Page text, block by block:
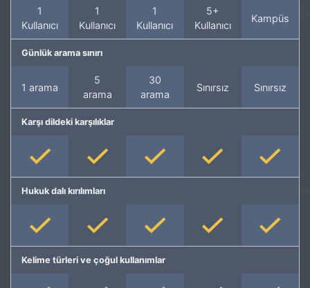
1
Kullanıcı
1
Kullanıcı
1
Kullanıcı
5+
Kullanıcı
Kampüs
Günlük arama sınırı
1 arama
5
arama
30
arama
Sınırsız Sınırsız
Karşı dildeki karşılıklar
Hukuk dalı kırılımları
Kelime türleri ve çoğul kullanımlar